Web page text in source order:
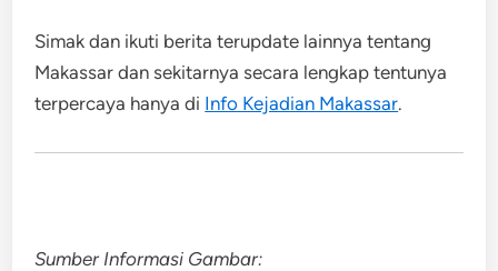
Simak dan ikuti berita terupdate lainnya tentang
Makassar dan sekitarnya secara lengkap tentunya
terpercaya hanya di Info Kejadian Makassar.
Sumber Informasi Gambar: